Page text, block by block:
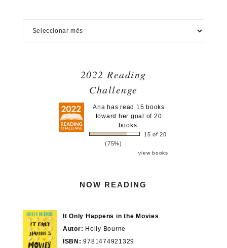
2022 Reading
Challenge
Ana has read 15 books
toward her goal of 20
books.
15 of 20
(75%)
view books
NOW READING
It Only Happens in the Movies
Autor: Holly Bourne
ISBN: 9781474921329